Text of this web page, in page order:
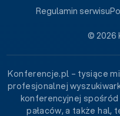
© 2026
Regulamin serwisu
Konferencje.pl – tysiące
profesjonalnej
konferencyjnej
pałaców, a także hal,